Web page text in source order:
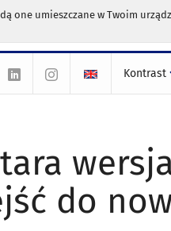
one umieszczane w Twoim
Kontrast
do